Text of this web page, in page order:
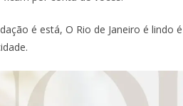
é está, O Rio de Janeiro é